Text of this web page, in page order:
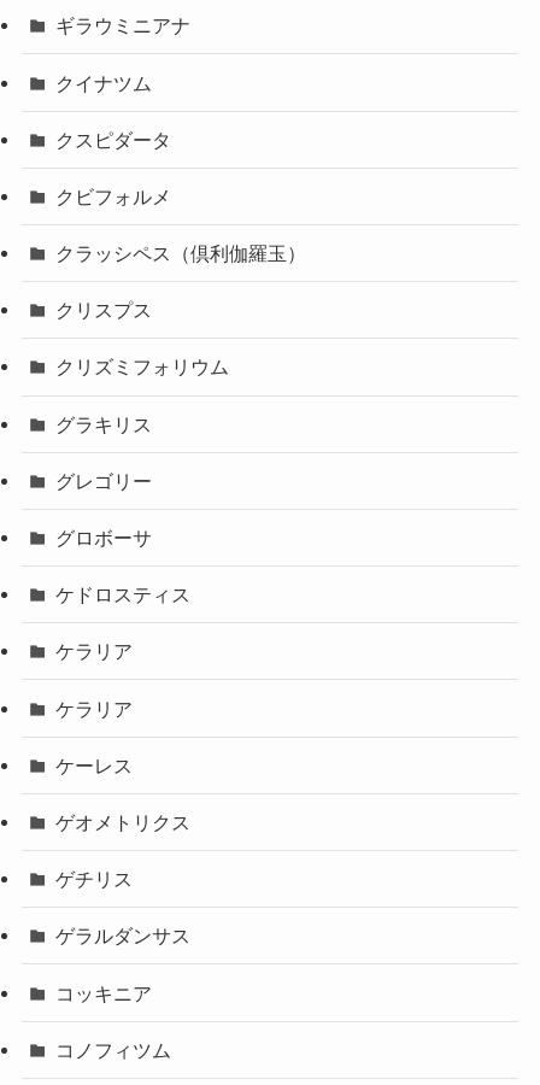
ギラウミニアナ
クイナツム
クスピダータ
クビフォルメ
クラッシペス（倶利伽羅玉）
クリスプス
クリズミフォリウム
グラキリス
グレゴリー
グロボーサ
ケドロスティス
ケラリア
ケラリア
ケーレス
ゲオメトリクス
ゲチリス
ゲラルダンサス
コッキニア
コノフィツム